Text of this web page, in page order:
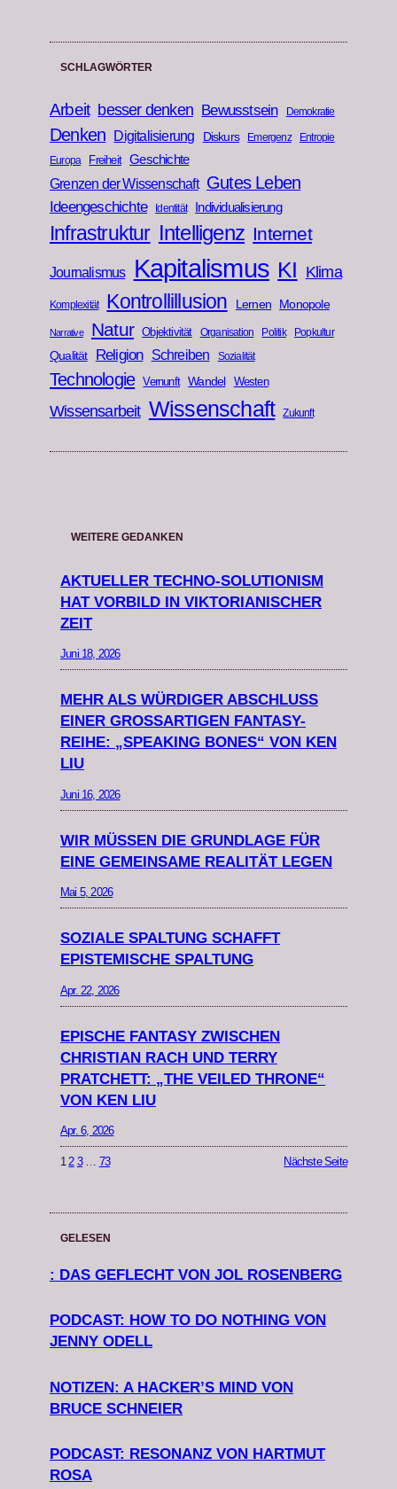
SCHLAGWÖRTER
Arbeit besser denken Bewusstsein Demokratie
Denken Digitalisierung Diskurs Emergenz
Entropie
Europa
Freiheit Geschichte
Grenzen der Wissenschaft Gutes Leben
Ideengeschichte Identität Individualisierung
Infrastruktur Intelligenz Internet
Journalismus Kapitalismus KI Klima
Komplexität Kontrollillusion Lernen Monopole
Narrative Natur Objektivität Organisation Politik Popkultur
Qualität Religion Schreiben Sozialität
Technologie Vernunft Wandel Westen
Wissensarbeit Wissenschaft Zukunft
WEITERE GEDANKEN
AKTUELLER TECHNO-SOLUTIONISM
HAT VORBILD IN VIKTORIANISCHER
ZEIT
Juni 18, 2026
MEHR ALS WÜRDIGER ABSCHLUSS
EINER GROSSARTIGEN FANTASY-R
EIHE: „SPEAKING BONES“ VON KEN L
IU
Juni 16, 2026
WIR MÜSSEN DIE GRUNDLAGE FÜR
EINE GEMEINSAME REALITÄT LEGEN
Mai 5, 2026
SOZIALE SPALTUNG SCHAFFT
EPISTEMISCHE SPALTUNG
Apr. 22, 2026
EPISCHE FANTASY ZWISCHEN
CHRISTIAN RACH UND TERRY
PRATCHETT: „THE VEILED THRONE“
VON KEN LIU
Apr. 6, 2026
1 2 3 … 73 Nächste Seite
GELESEN
: DAS GEFLECHT VON JOL ROSENBERG
PODCAST: HOW TO DO NOTHING VON
JENNY ODELL
NOTIZEN: A HACKER’S MIND VON
BRUCE SCHNEIER
PODCAST: RESONANZ VON HARTMUT
ROSA